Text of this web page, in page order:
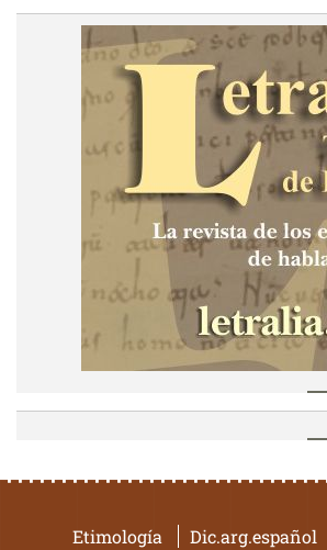
Etimología Dic.arg.español